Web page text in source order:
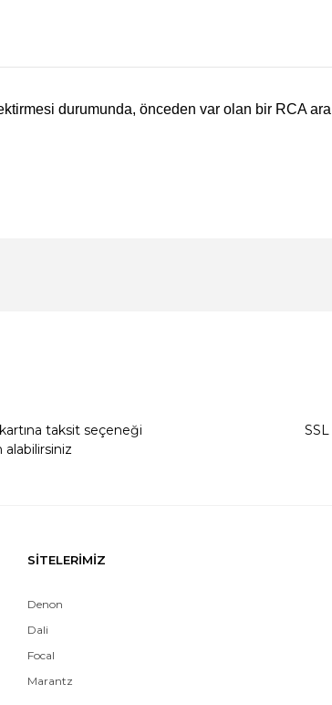
durumunda, önceden var olan bir RCA
taksit seçeneği
alabilirsiniz
SİTELERİMİZ
Denon
Dali
Focal
Marantz